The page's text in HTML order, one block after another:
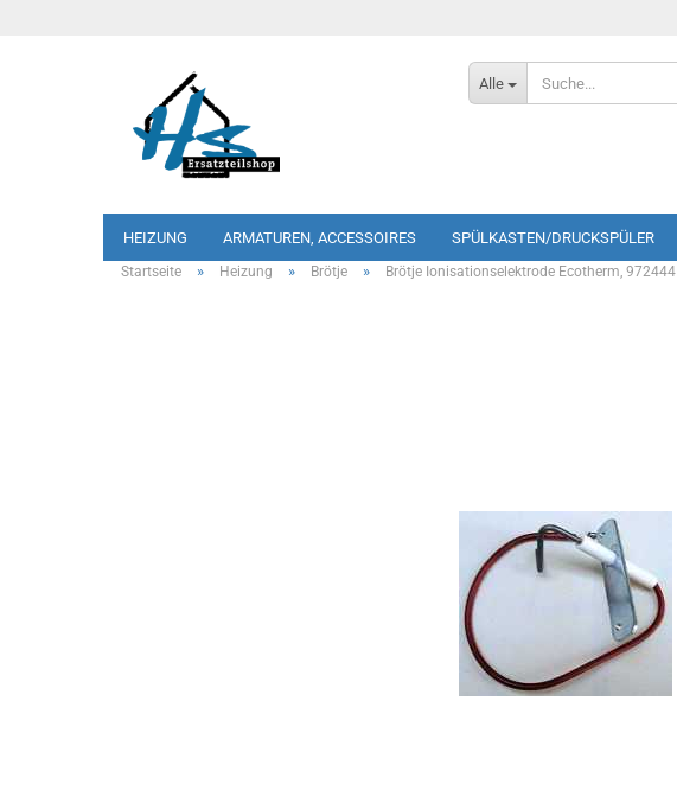
Alle
HEIZUNG ARMATUREN, ACCESSOIRES SPÜLKASTEN/DRUCKSPÜLER
Startseite » Heizung » Brötje » Brötje Ionisationselektrode Ecotherm, 972444